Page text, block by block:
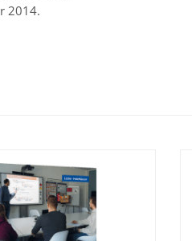
2014.